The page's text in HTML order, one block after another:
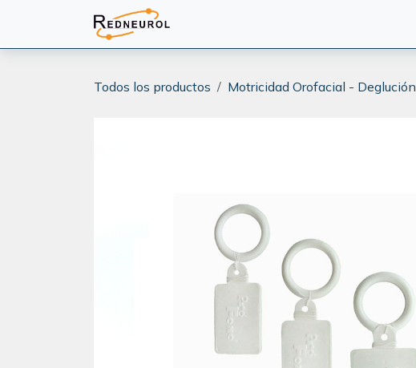
Todos los productos Motricidad Orofacial - Deglución